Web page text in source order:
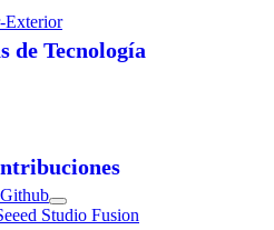
Exterior
de Tecnología
Studio Fusion